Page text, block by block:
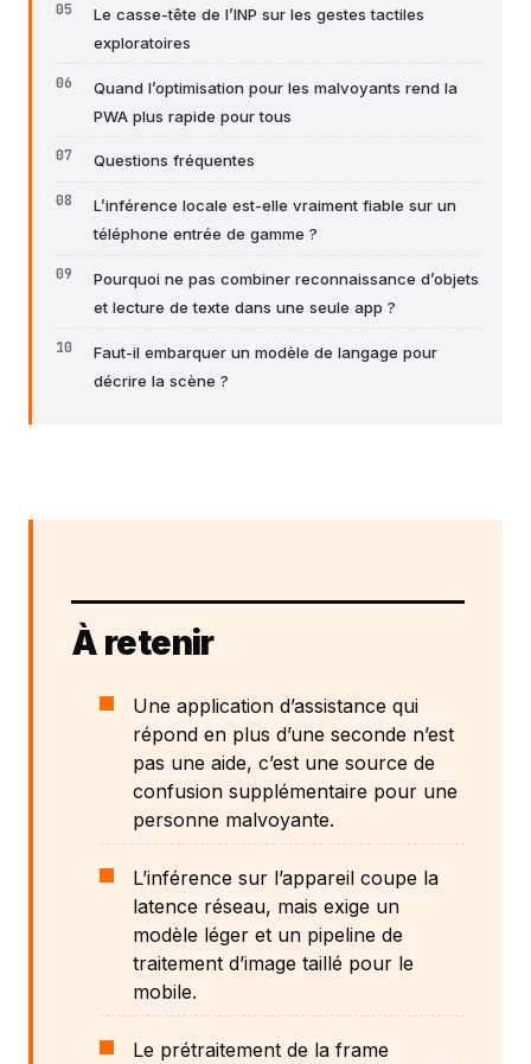
Le casse-tête de l’INP sur les gestes tactiles
exploratoires
Quand l’optimisation pour les malvoyants rend la
PWA plus rapide pour tous
Questions fréquentes
L’inférence locale est-elle vraiment fiable sur un
téléphone entrée de gamme ?
Pourquoi ne pas combiner reconnaissance d’objets
et lecture de texte dans une seule app ?
Faut-il embarquer un modèle de langage pour
décrire la scène ?
À retenir
Une application d’assistance qui
répond en plus d’une seconde n’est
pas une aide, c’est une source de
confusion supplémentaire pour une
personne malvoyante.
L’inférence sur l’appareil coupe la
latence réseau, mais exige un
modèle léger et un pipeline de
traitement d’image taillé pour le
mobile.
Le prétraitement de la frame